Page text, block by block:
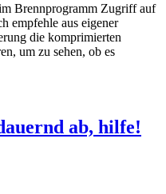
Brennprogramm Zugriff auf
empfehle aus eigener
die komprimierten
um zu sehen, ob es
ab, hilfe!